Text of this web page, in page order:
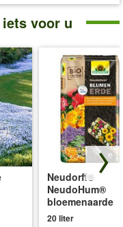
voor u
Neudorff®
NeudoHum®
bloemenaarde
20 liter